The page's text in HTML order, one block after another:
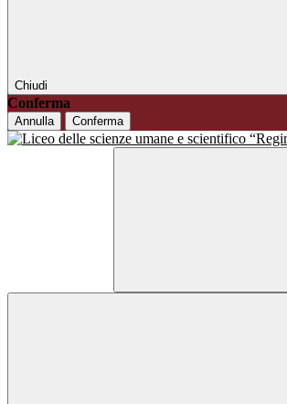
Chiudi
Conferma
Annulla Conferma